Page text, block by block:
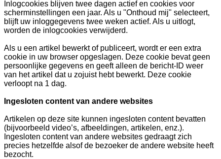
Inlogcookies blijven twee dagen actief en cookies voor
scherminstellingen een jaar. Als u "Onthoud mij" selecteert,
blijft uw inloggegevens twee weken actief. Als u uitlogt,
worden de inlogcookies verwijderd.
Als u een artikel bewerkt of publiceert, wordt er een extra
cookie in uw browser opgeslagen. Deze cookie bevat geen
persoonlijke gegevens en geeft alleen de bericht-ID weer
van het artikel dat u zojuist hebt bewerkt. Deze cookie
verloopt na 1 dag.
Ingesloten content van andere websites
Artikelen op deze site kunnen ingesloten content bevatten
(bijvoorbeeld video’s, afbeeldingen, artikelen, enz.).
Ingesloten content van andere websites gedraagt zich
precies hetzelfde alsof de bezoeker de andere website heeft
bezocht.